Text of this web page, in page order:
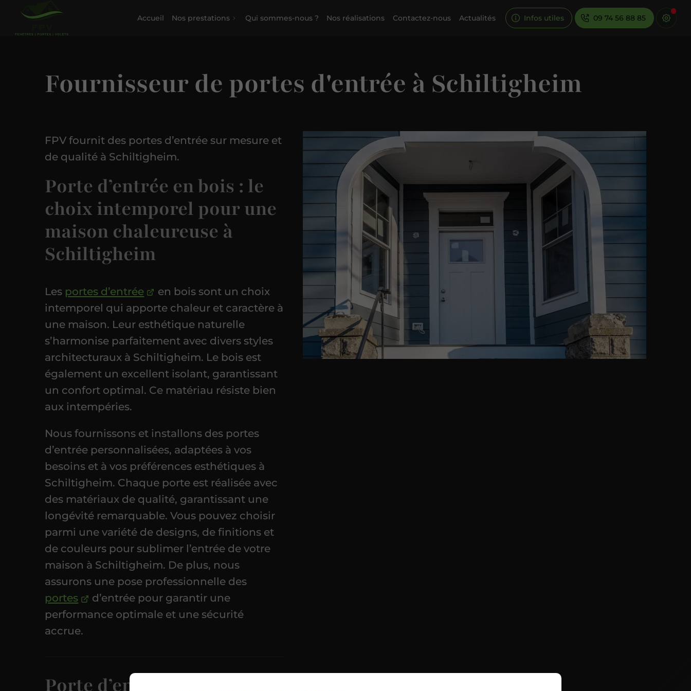
Accueil Nos prestations Qui sommes-nous ? Nos réalisations Contactez-nous Actualités Infos utiles 09 74 56 88 85
Fournisseur de portes d'entrée à Schiltigheim
FPV fournit des portes d’entrée sur mesure et
de qualité à Schiltigheim.
Porte d’entrée en bois : le
choix intemporel pour une
maison chaleureuse à
Schiltigheim
Les portes d’entrée
en bois sont un choix
intemporel qui apporte chaleur et caractère à
une maison. Leur esthétique naturelle
s’harmonise parfaitement avec divers styles
architecturaux à Schiltigheim. Le bois est
également un excellent isolant, garantissant
un confort optimal. Ce matériau résiste bien
aux intempéries.
Nous fournissons et installons des portes
d’entrée personnalisées, adaptées à vos
besoins et à vos préférences esthétiques à
Schiltigheim. Chaque porte est réalisée avec
des matériaux de qualité, garantissant une
longévité remarquable. Vous pouvez choisir
parmi une variété de designs, de finitions et
de couleurs pour sublimer l’entrée de votre
maison à Schiltigheim. De plus, nous
assurons une pose professionnelle des
portes
d’entrée pour garantir une
performance optimale et une sécurité
accrue.
Porte d’entrée en